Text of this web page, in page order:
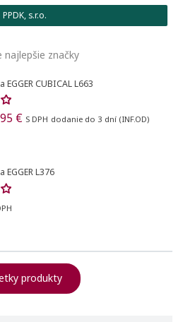
PPDK, s.r.o.
najlepšie značky
EGGER CUBICAL L663
€ S DPH dodanie do 3 dní (INF.OD)
EGGER L376
produkty